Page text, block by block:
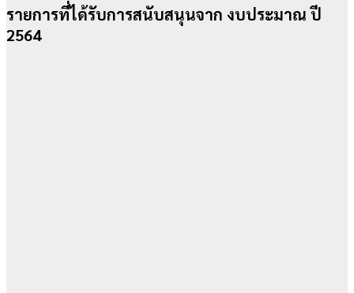
รายการที่ได้รับการสนับสนุนจาก งบประมาณ ปี
2564